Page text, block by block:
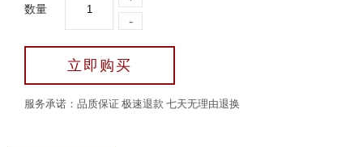
数量
-
立即购买
服务承诺：品质保证 极速退款 七天无理由退换